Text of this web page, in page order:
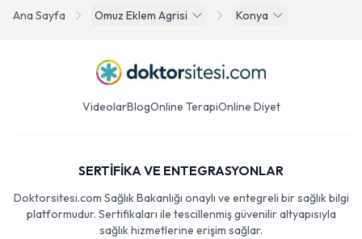
Ana Sayfa Omuz Eklem Agrisi Konya
VideolarBlogOnline TerapiOnline Diyet
SERTİFİKA VE ENTEGRASYONLAR
Doktorsitesi.com Sağlık Bakanlığı onaylı ve entegreli bir sağlık bilgi
platformudur. Sertifikaları ile tescillenmiş güvenilir altyapısıyla
sağlık hizmetlerine erişim sağlar.